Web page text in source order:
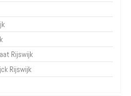
Rijswijk
Rijswijk